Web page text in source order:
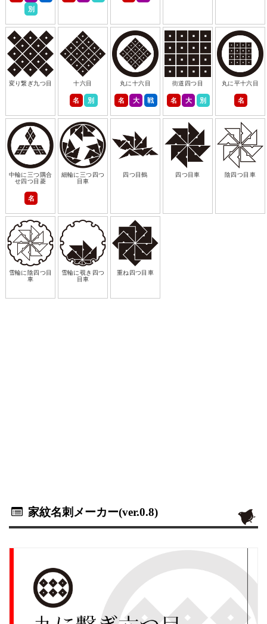
別
変り繋ぎ九つ目 十六目
名 別
丸に十六目
名 大 戦
街道四つ目
名 大 別
丸に平十六目
名
中輪に三つ隅合
せ四つ目菱
名
細輪に三つ四つ
目車
四つ目鶴 四つ目車 陰四つ目車
雪輪に陰四つ目
車
雪輪に覗き四つ
目車
重ね四つ目車
家紋名刺メーカー(ver.0.8)